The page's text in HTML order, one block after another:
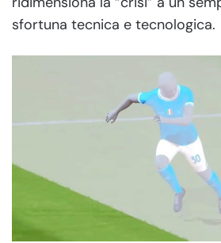
sfortuna tecnica e tecnologica.